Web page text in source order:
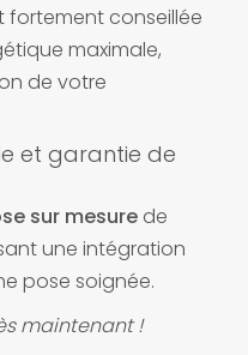
fortement conseillée
maximale,
de votre
et garantie de
sur mesure de
une intégration
pose soignée.
maintenant !